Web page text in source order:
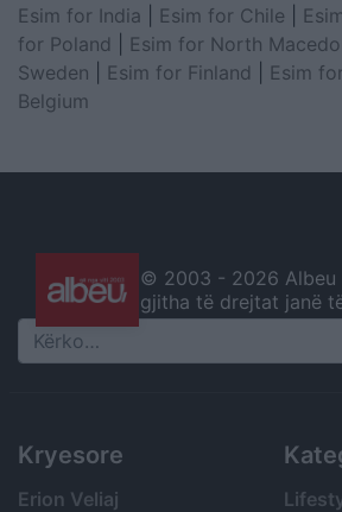
Esim for India
Esim for Chile
for Poland
Esim for North
Sweden
Esim for Finland Esim
Belgium
© 2003 - 2026 Albeu
gjitha të drejtat janë
Search
Kryesore
Erion Veliaj